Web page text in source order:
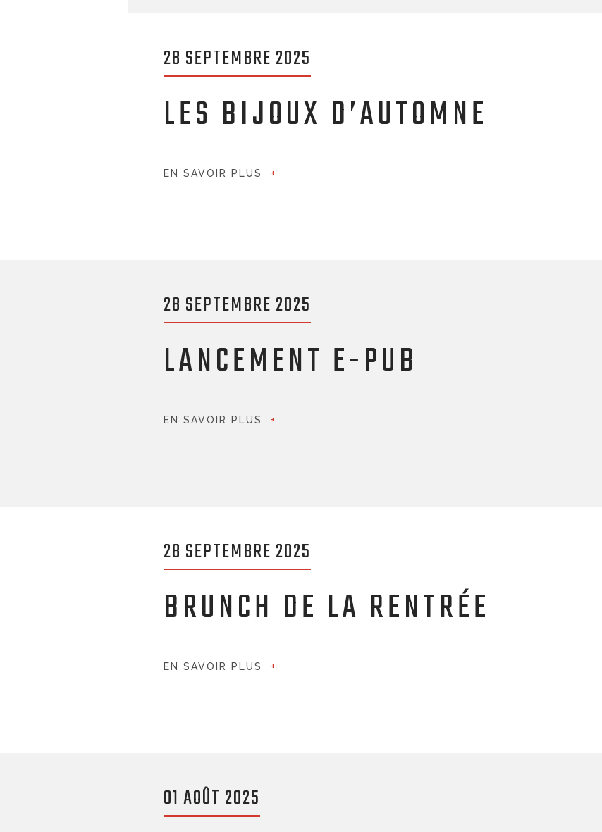
28 SEPTEMBRE 2025
LES BIJOUX D’AUTOMNE
EN SAVOIR PLUS
28 SEPTEMBRE 2025
LANCEMENT E-PUB
EN SAVOIR PLUS
28 SEPTEMBRE 2025
BRUNCH DE LA RENTRÉE
EN SAVOIR PLUS
01 AOÛT 2025